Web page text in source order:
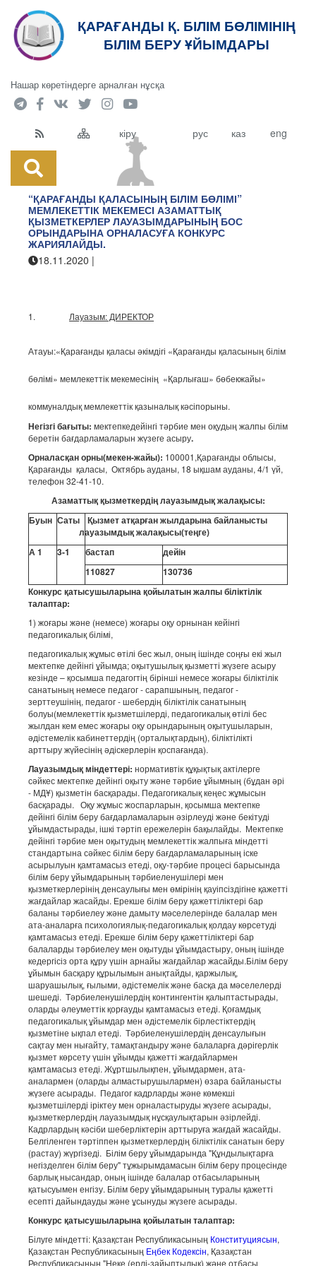
ҚАРАҒАНДЫ Қ. БІЛІМ БӨЛІМІНІҢ
БІЛІМ БЕРУ ҰЙЫМДАРЫ
Нашар көретіндерге арналған нұсқа
кіру рус каз eng
“ҚАРАҒАНДЫ ҚАЛАСЫНЫҢ БІЛІМ БӨЛІМІ”
МЕМЛЕКЕТТІК МЕКЕМЕСІ АЗАМАТТЫҚ
ҚЫЗМЕТКЕРЛЕР ЛАУАЗЫМДАРЫНЫҢ БОС
ОРЫНДАРЫНА ОРНАЛАСУҒА КОНКУРС
ЖАРИЯЛАЙДЫ.
18.11.2020 |
1. Лауазым: ДИРЕКТОР
Атауы:«Қарағанды қаласы әкімдігі «Қарағанды қаласының білім
бөлімі» мемлекеттік мекемесінің «Қарлығаш» бөбекжайы»
коммуналдық мемлекеттік қазыналық кәсіпорыны.
Негізгі бағыты: мектепкедейінгі тәрбие мен оқудың жалпы білім
беретін бағдарламаларын жүзеге асыру.
Орналасқан орны(мекен-жайы): 100001,Қарағанды облысы,
Қарағанды қаласы, Октябрь ауданы, 18 ықшам ауданы, 4/1 үй,
телефон 32-41-10.
Азаматтық қызметкердің лауазымдық жалақысы:
Буын СатыҚызмет атқарған жылдарына байланысты
лауазымдық жалақысы(теңге)
А 1
3-1 бастап
дейін
110827
130736
Конкурс қатысушыларына қойылатын жалпы біліктілік
талаптар:
1) жоғары және (немесе) жоғары оқу орнынан кейінгі
педагогикалық білімі,
педагогикалық жұмыс өтілі бес жыл, оның ішінде соңғы екі жыл
мектепке дейінгі ұйымда; оқытушылық қызметті жүзеге асыру
кезінде – қосымша педагогтің бірінші немесе жоғары біліктілік
санатының немесе педагог - сарапшының, педагог -
зерттеушінің, педагог - шебердің біліктілік санатының
болуы(мемлекеттік қызметшілерді, педагогикалық өтілі бес
жылдан кем емес жоғары оқу орындарының оқытушыларын,
әдістемелік кабинеттердің (орталықтардың), біліктілікті
арттыру жүйесінің әдіскерлерін қоспағанда).
Лауазымдық міндеттері: нормативтік құқықтық актілерге
сәйкес мектепке дейінгі оқыту және тәрбие ұйымның (бұдан әрі
- МДҰ) қызметін басқарады. Педагогикалық кеңес жұмысын
басқарады. Оқу жұмыс жоспарларын, қосымша мектепке
дейінгі білім беру бағдарламаларын әзірлеуді және бекітуді
ұйымдастырады, ішкі тәртіп ережелерін бақылайды. Мектепке
дейінгі тәрбие мен оқытудың мемлекеттік жалпыға міндетті
стандартына сәйкес білім беру бағдарламаларының іске
асырылуын қамтамасыз етеді, оқу-тәрбие процесі барысында
білім беру ұйымдарының тәрбиеленушілері мен
қызметкерлерінің денсаулығы мен өмірінің қауіпсіздігіне қажетті
жағдайлар жасайды. Ерекше білім беру қажеттіліктері бар
баланы тәрбиелеу және дамыту мәселелерінде балалар мен
ата-аналарға психологиялық-педагогикалық қолдау көрсетуді
қамтамасыз етеді. Ерекше білім беру қажеттіліктері бар
балаларды тәрбиелеу мен оқытуды ұйымдастыру, оның ішінде
кедергісіз орта құру үшін арнайы жағдайлар жасайды.Білім беру
ұйымын басқару құрылымын анықтайды, қаржылық,
шаруашылық, ғылыми, әдістемелік және басқа да мәселелерді
шешеді. Тәрбиеленушілердің контингентін қалыптастырады,
оларды әлеуметтік қорғауды қамтамасыз етеді. Қоғамдық
педагогикалық ұйымдар мен әдістемелік бірлестіктердің
қызметіне ықпал етеді. Тәрбиеленушілердің денсаулығын
сақтау мен нығайту, тамақтандыру және балаларға дәрігерлік
қызмет көрсету үшін ұйымды қажетті жағдайлармен
қамтамасыз етеді. Жұртшылықпен, ұйымдармен, ата-
аналармен (оларды алмастырушылармен) өзара байланысты
жүзеге асырады. Педагог кадрларды және көмекші
қызметшілерді іріктеу мен орналастыруды жүзеге асырады,
қызметкерлердің лауазымдық нұсқаулықтарын әзірлейді.
Кадрлардың кәсіби шеберліктерін арттыруға жағдай жасайды.
Белгіленген тәртіппен қызметкерлердің біліктілік санатын беру
(растау) жүргізеді. Білім беру ұйымдарында "Құндылықтарға
негізделген білім беру" тұжырымдамасын білім беру процесінде
барлық нысандар, оның ішінде балалар отбасыларының
қатысуымен енгізу. Білім беру ұйымдарының туралы қажетті
есепті дайындауды және ұсынуды жүзеге асырады.
Конкурс қатысушыларына қойылатын талаптар:
Білуге міндетті: Қазақстан Республикасының Конституциясын,
Қазақстан Республикасының Еңбек Кодексін, Қазақстан
Республикасының "Неке (ерлі-зайыптылық) және отбасы